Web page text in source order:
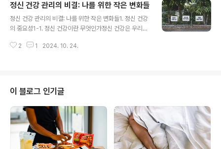
데 큰 도움을 받았습니다. 특히 장시간 앉아 있는 사무직에
서 일할 때, 스트레칭은 활력을 주는 필수 루틴이 되었습니
다. 1-2. 꾸준함이 주는 효과제가 처음 스트레칭을 시작했
꾸준히 하다 보니, 점차 몸이 유연해지고, 일상생활에서 느
정신 건강 관리의 비결: 나를 위한 작은 변화들
정신 건강 관리의 비결: 나를 위한 작은 변화들1. 정신 건강
의 중요성1-1. 정신 건강이란 무엇인가정신 건강은 우리의
리, 대인 관계 및 일상 생활의 전반적인 질에 영향을 미칩니
강은 우리의 신체 건강만큼이나 중요합니다. 정신적으로
안정되어 있을 때, 우리는 보다 생산적이고 창의적이며, 대
인 관계에서도 긍정적인 상호작용을 할 수 있습니다. 반면,
정신적으로 힘든 시간을 보내면 일상생활이 힘들어지고,
주변 사람들과의 관계도 어려워질 수 있습니다. 저 또한 이
러한 경험을 통..
2 1 2024. 10. 24.
이 블로그 인기글